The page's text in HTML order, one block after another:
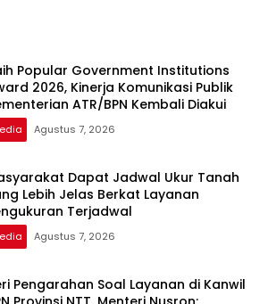
Popular Government Institutions
2026, Kinerja Komunikasi Publik
ATR/BPN Kembali Diakui
Agustus 7, 2026
Dapat Jadwal Ukur Tanah
Lebih Jelas Berkat Layanan
Terjadwal
Agustus 7, 2026
Pengarahan Soal Layanan di Kanwil